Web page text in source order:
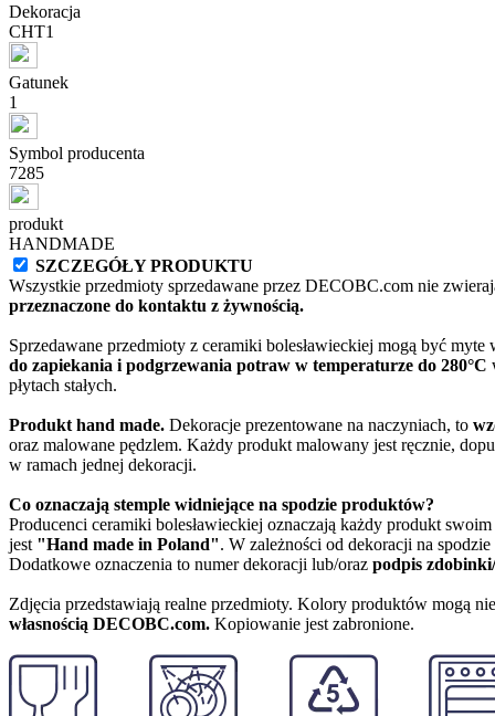
Dekoracja
CHT1
Gatunek
1
Symbol producenta
7285
produkt
HANDMADE
SZCZEGÓŁY PRODUKTU
Wszystkie przedmioty sprzedawane przez DECOBC.com nie
przeznaczone do kontaktu z żywnością.
Sprzedawane przedmioty z ceramiki bolesławieckiej mogą być
do zapiekania i podgrzewania potraw w temperaturze do 280°C
płytach stałych.
Produkt hand made. Dekoracje prezentowane na naczyniach, to
oraz malowane pędzlem. Każdy produkt malowany jest ręcznie,
w ramach jednej dekoracji.
Co oznaczają stemple widniejące na spodzie produktów?
Producenci ceramiki bolesławieckiej oznaczają każdy produkt swoim
jest "Hand made in Poland". W zależności od dekoracji na
Dodatkowe oznaczenia to numer dekoracji lub/oraz podpis
Zdjęcia przedstawiają realne przedmioty. Kolory produktów mogą
własnością DECOBC.com. Kopiowanie jest zabronione.